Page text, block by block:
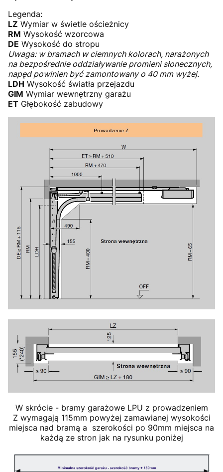
Legenda:
LZ Wymiar w świetle ościeżnicy
RM Wysokość wzorcowa
DE Wysokość do stropu
Uwaga: w bramach w ciemnych kolorach, narażonych
na bezpośrednie oddziaływanie promieni słonecznych,
napęd powinien być zamontowany o 40 mm wyżej.
LDH Wysokość światła przejazdu
GIM Wymiar wewnętrzny garażu
ET Głębokość zabudowy
W skrócie - bramy garażowe LPU z prowadzeniem
Z wymagają 115mm powyżej zamawianej wysokości
miejsca nad bramą a szerokości po 90mm miejsca na
każdą ze stron jak na rysunku poniżej